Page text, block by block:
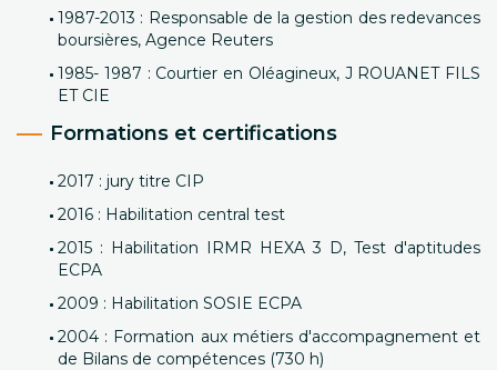
1987-2013 : Responsable de la gestion des redevances
boursières, Agence Reuters
1985- 1987 : Courtier en Oléagineux, J ROUANET FILS
ET CIE
Formations et certifications
2017 : jury titre CIP
2016 : Habilitation central test
2015 : Habilitation IRMR HEXA 3 D, Test d'aptitudes
ECPA
2009 : Habilitation SOSIE ECPA
2004 : Formation aux métiers d'accompagnement et
de Bilans de compétences (730 h)